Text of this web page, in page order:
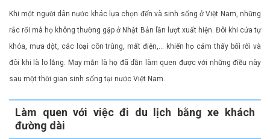
Khi một người dân nước khác lựa chọn đến và sinh sống ở Việt Nam, những
rắc rối mà họ không thường gặp ở Nhật Bản lần lượt xuất hiện. Đôi khi cửa tự
khóa, mưa dột, các loại côn trùng, mất điện,… khiến họ cảm thấy bối rối và
đôi khi là lo lắng. May mắn là họ đã dần làm quen được với những điều này
sau một thời gian sinh sống tại nước Việt Nam.
Làm quen với việc đi du lịch bằng xe khách
đường dài